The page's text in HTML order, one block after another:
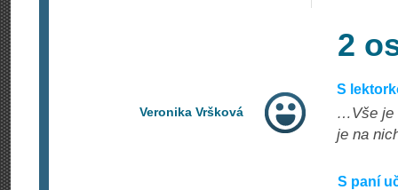
2
Veronika Vršková
S
…Vše je
je na
S paní